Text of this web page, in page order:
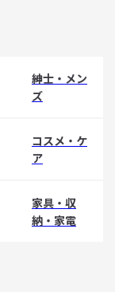
紳士・メン
ズ
コスメ・ケ
ア
家具・収
納・家電